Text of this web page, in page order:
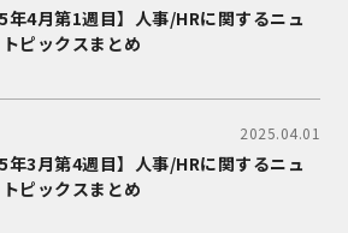
年4月第1週目】人事/HRに関するニュ
ピックスまとめ
2025.04.01
年3月第4週目】人事/HRに関するニュ
ピックスまとめ